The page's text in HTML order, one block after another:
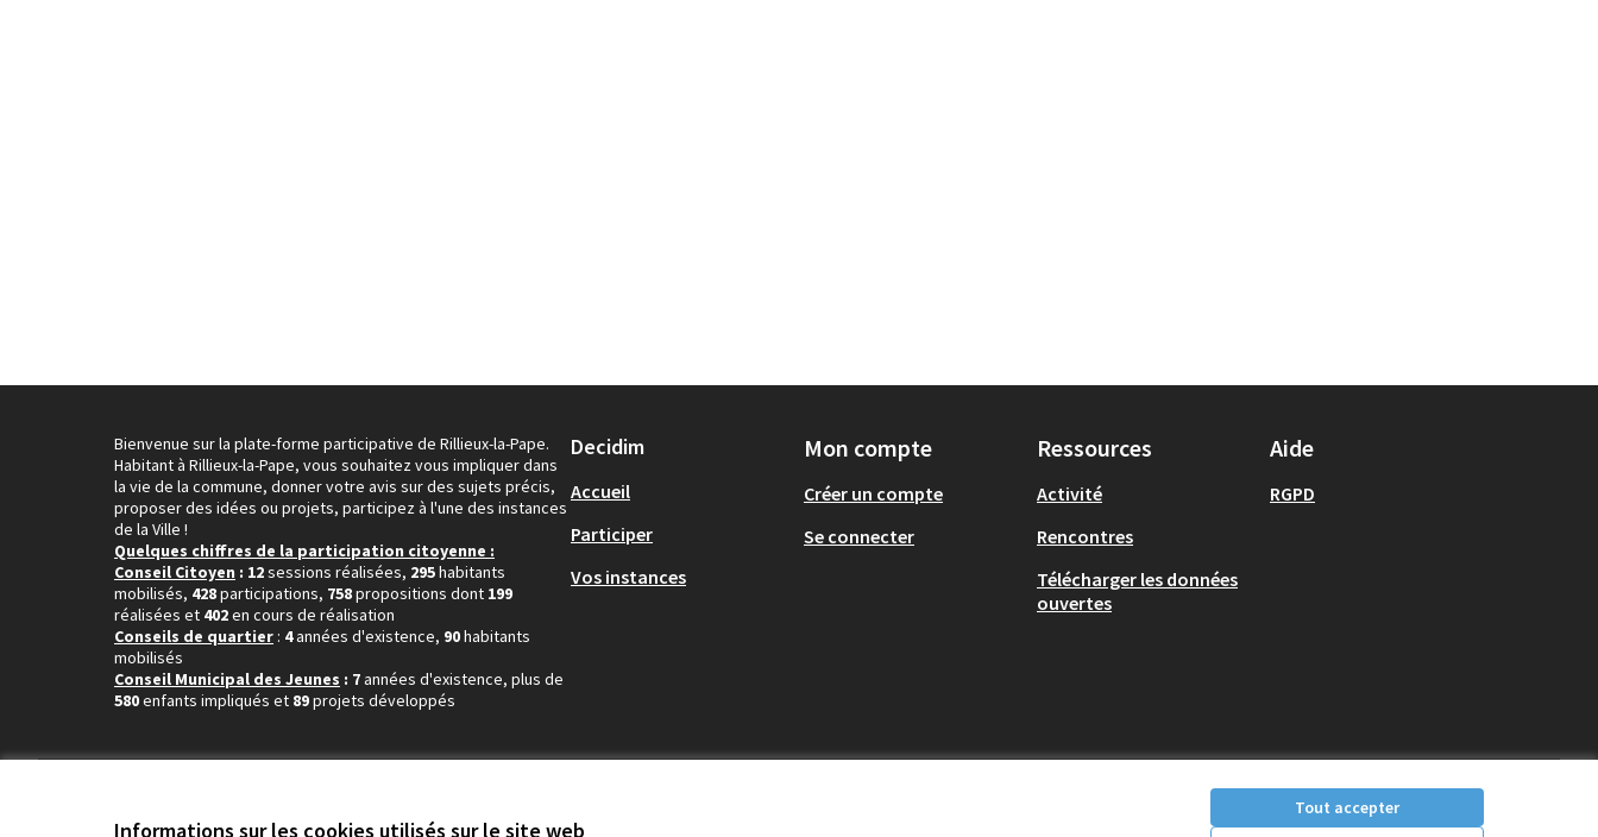
Informations sur les cookies utilisés sur le site web
Tout accepter
Bienvenue sur la plate-forme participative de Rillieux-la-Pape.
Habitant à Rillieux-la-Pape, vous souhaitez vous impliquer dans
la vie de la commune, donner votre avis sur des sujets précis,
proposer des idées ou projets, participez à l'une des instances
de la Ville !
Quelques chiffres de la participation citoyenne :
Conseil Citoyen : 12sessions réalisées, 295habitants
mobilisés, 428participations, 758propositions dont 199
réalisées et 402en cours de réalisation
Conseils de quartier : 4années d'existence, 90habitants
mobilisés
Conseil Municipal des Jeunes : 7années d'existence, plus de
580enfants impliqués et 89projets développés
Decidim
Accueil
Participer
Vos instances
Mon compte
Créer un compte
Se connecter
Ressources
Activité
Rencontres
Télécharger les données
ouvertes
Aide
RGPD